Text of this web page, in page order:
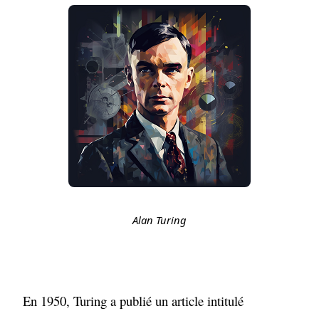
Alan Turing
En 1950, Turing a publié un article intitulé